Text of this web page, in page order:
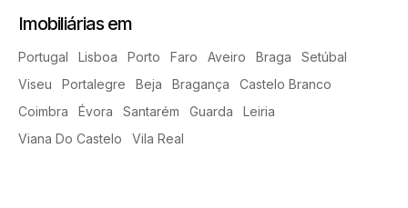
Imobiliárias em
Portugal Lisboa Porto Faro Aveiro Braga
Setúbal
Viseu
Portalegre Beja Bragança
Castelo Branco
Coimbra
Évora Santarém Guarda
Leiria
Viana Do Castelo
Vila Real